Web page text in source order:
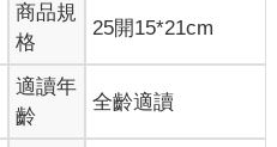
商品規
格
25開15*21cm
適讀年
齡
全齡適讀